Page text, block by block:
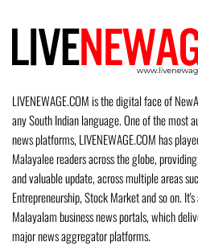
LIVENEWAGE.COM is the digital face of
any South Indian language. One of the most
news platforms, LIVENEWAGE.COM has
Malayalee readers across the globe,
and valuable update, across multiple areas
Entrepreneurship, Stock Market and so on.
Malayalam business news portals, which
major news aggregator platforms.